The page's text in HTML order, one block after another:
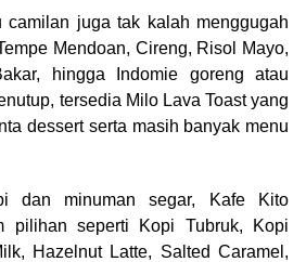
camilan juga tak kalah menggugah
Mendoan, Cireng, Risol Mayo,
hingga Indomie goreng atau
tersedia Milo Lava Toast yang
dessert serta masih banyak menu
dan minuman segar, Kafe Kito
pilihan seperti Kopi Tubruk, Kopi
Hazelnut Latte, Salted Caramel,